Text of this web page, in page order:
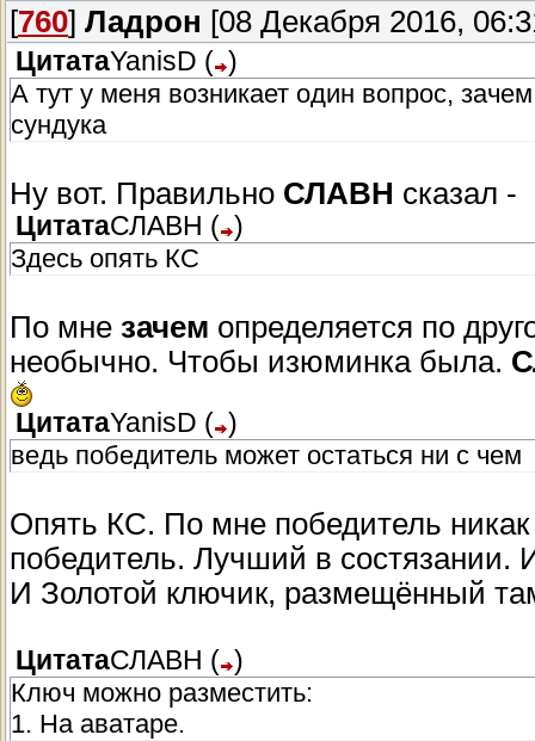
[760] Ладрон [08 Декабря 2016,
ЦитатаYanisD ( )
А тут у меня возникает один вопрос,
сундука
Ну вот. Правильно СЛАВН сказал -
ЦитатаСЛАВН ( )
Здесь опять КС
По мне зачем определяется по
необычно. Чтобы изюминка была.
ЦитатаYanisD ( )
ведь победитель может остаться ни с чем
Опять КС. По мне победитель
победитель. Лучший в состязании.
И Золотой ключик, размещённый
ЦитатаСЛАВН ( )
Ключ можно разместить:
1. На аватаре.